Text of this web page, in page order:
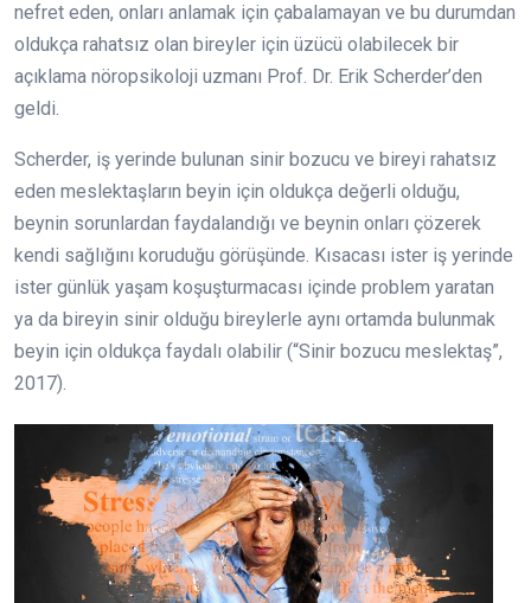
nefret eden, onları anlamak için çabalamayan ve bu durumdan
oldukça rahatsız olan bireyler için üzücü olabilecek bir
açıklama nöropsikoloji uzmanı Prof. Dr. Erik Scherder’den
geldi.
Scherder, iş yerinde bulunan sinir bozucu ve bireyi rahatsız
eden meslektaşların beyin için oldukça değerli olduğu,
beynin sorunlardan faydalandığı ve beynin onları çözerek
kendi sağlığını koruduğu görüşünde. Kısacası ister iş yerinde
ister günlük yaşam koşuşturmacası içinde problem yaratan
ya da bireyin sinir olduğu bireylerle aynı ortamda bulunmak
beyin için oldukça faydalı olabilir (“Sinir bozucu meslektaş”,
2017).